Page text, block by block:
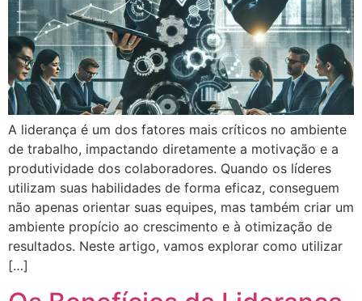
A liderança é um dos fatores mais críticos no ambiente
de trabalho, impactando diretamente a motivação e a
produtividade dos colaboradores. Quando os líderes
utilizam suas habilidades de forma eficaz, conseguem
não apenas orientar suas equipes, mas também criar um
ambiente propício ao crescimento e à otimização de
resultados. Neste artigo, vamos explorar como utilizar
[…]